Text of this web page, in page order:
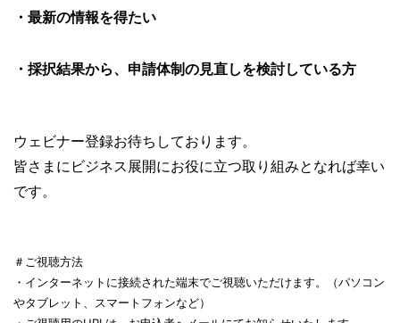
・最新の情報を得たい
・採択結果から、申請体制の見直しを検討している方
ウェビナー登録お待ちしております。
皆さまにビジネス展開にお役に立つ取り組みとなれば幸い
です。
＃ご視聴方法
・インターネットに接続された端末でご視聴いただけます。（パソコン
やタブレット、スマートフォンなど）